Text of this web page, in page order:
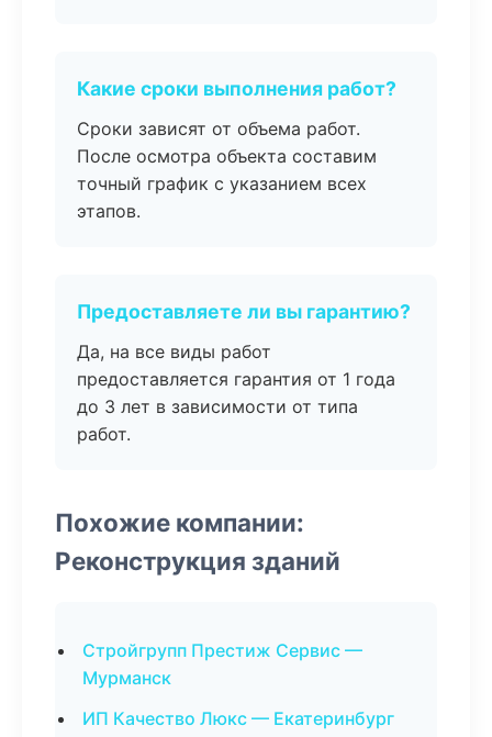
Какие сроки выполнения работ?
Сроки зависят от объема работ.
После осмотра объекта составим
точный график с указанием всех
этапов.
Предоставляете ли вы гарантию?
Да, на все виды работ
предоставляется гарантия от 1 года
до 3 лет в зависимости от типа
работ.
Похожие компании:
Реконструкция зданий
Стройгрупп Престиж Сервис —
Мурманск
ИП Качество Люкс — Екатеринбург